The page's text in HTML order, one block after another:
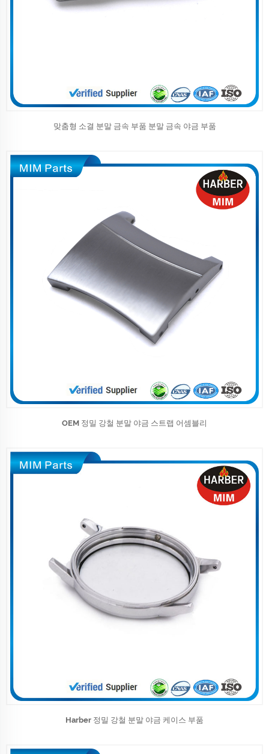
맞춤형 소결 분말 금속 부품 분말 금속 야금 부품
OEM 정밀 강철 분말 야금 스트랩 어셈블리
Harber 정밀 강철 분말 야금 케이스 부품